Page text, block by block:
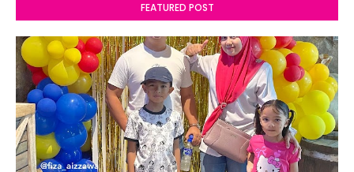
FEATURED POST